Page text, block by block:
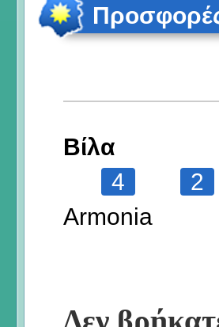
Προσφορές
Βίλα
4
2
Armonia